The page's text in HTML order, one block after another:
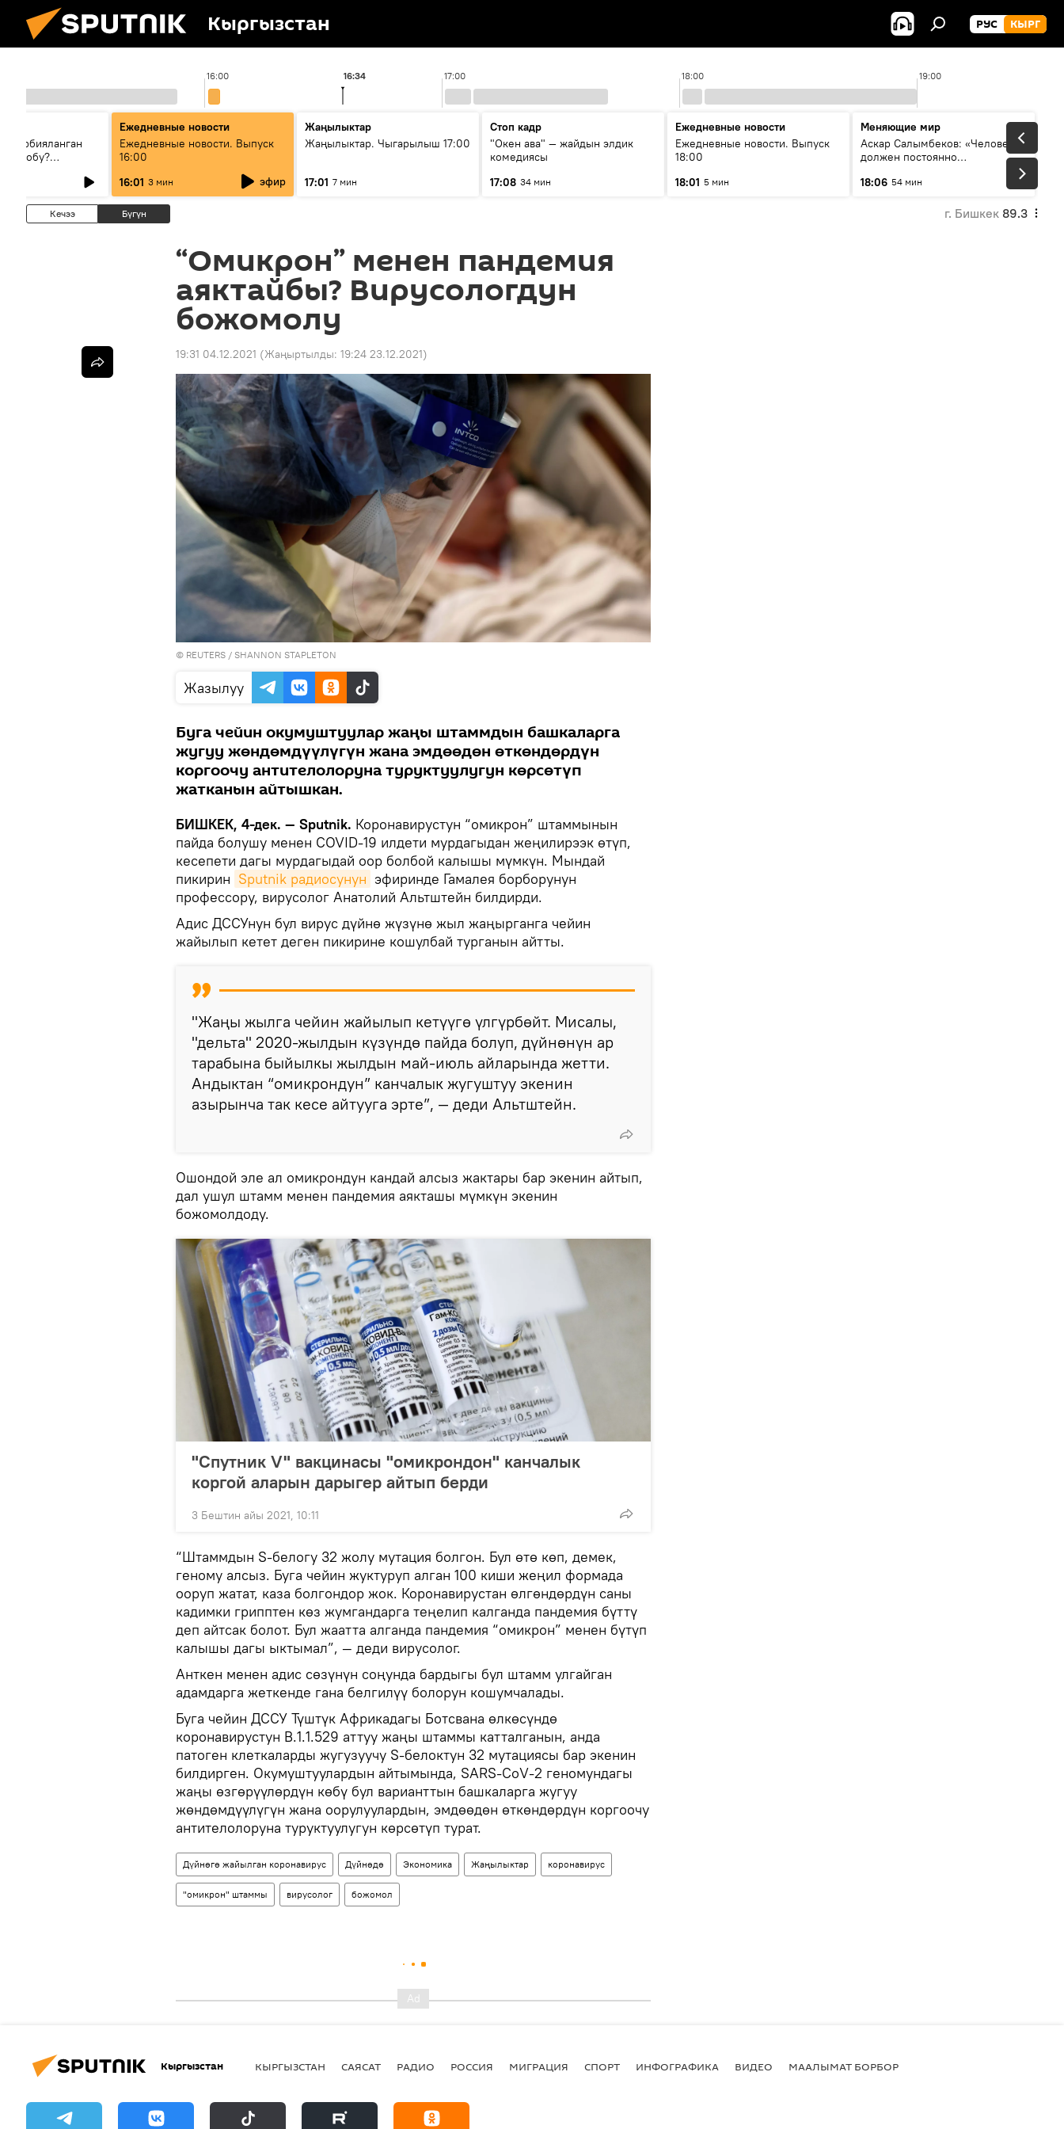
Кыргызстан РУС КЫРГ
16:00 17:00 18:00 19:00
16:34
тарбияланган
болобу?
Ежедневные новости
Ежедневные новости. Выпуск
16:00
16:01 3 мин эфир
Жаңылыктар
Жаңылыктар. Чыгарылыш 17:00
17:01 7 мин
Стоп кадр
"Окен ава" — жайдын элдик
комедиясы
17:08 34 мин
Ежедневные новости
Ежедневные новости. Выпуск
18:00
18:01 5 мин
Меняющие мир
Аскар Салымбеков: «Человек
должен постоянно
18:06 54 мин
Кечээ Бүгүн г. Бишкек 89.3
“Омикрон” менен пандемия
аяктайбы? Вирусологдун
божомолу
19:31 04.12.2021 (Жаңыртылды: 19:24 23.12.2021)
© REUTERS / SHANNON STAPLETON
Жазылуу
Буга чейин окумуштуулар жаңы штаммдын башкаларга
жугуу жөндөмдүүлүгүн жана эмдөөдөн өткөндөрдүн
коргоочу антителолоруна туруктуулугун көрсөтүп
жатканын айтышкан.
БИШКЕК, 4-дек. — Sputnik. Коронавирустун “омикрон” штаммынын
пайда болушу менен COVID-19 илдети мурдагыдан жеңилирээк өтүп,
кесепети дагы мурдагыдай оор болбой калышы мүмкүн. Мындай
пикирин Sputnik радиосунун эфиринде Гамалея борборунун
профессору, вирусолог Анатолий Альтштейн билдирди.
Адис ДССУнун бул вирус дүйнө жүзүнө жыл жаңырганга чейин
жайылып кетет деген пикирине кошулбай турганын айтты.
"Жаңы жылга чейин жайылып кетүүгө үлгүрбөйт. Мисалы,
"дельта" 2020-жылдын күзүндө пайда болуп, дүйнөнүн ар
тарабына быйылкы жылдын май-июль айларында жетти.
Андыктан “омикрондун” канчалык жугуштуу экенин
азырынча так кесе айтууга эрте”, — деди Альтштейн.
Ошондой эле ал омикрондун кандай алсыз жактары бар экенин айтып,
дал ушул штамм менен пандемия аякташы мүмкүн экенин
божомолдоду.
"Спутник V" вакцинасы "омикрондон" канчалык
коргой аларын дарыгер айтып берди
3 Бештин айы 2021, 10:11
“Штаммдын S-белогу 32 жолу мутация болгон. Бул өтө көп, демек,
геному алсыз. Буга чейин жуктуруп алган 100 киши жеңил формада
ооруп жатат, каза болгондор жок. Коронавирустан өлгөндөрдүн саны
кадимки грипптен көз жумгандарга теңелип калганда пандемия бүттү
деп айтсак болот. Бул жаатта алганда пандемия “омикрон” менен бүтүп
калышы дагы ыктымал”, — деди вирусолог.
Анткен менен адис сөзүнүн соңунда бардыгы бул штамм улгайган
адамдарга жеткенде гана белгилүү болорун кошумчалады.
Буга чейин ДССУ Түштүк Африкадагы Ботсвана өлкөсүндө
коронавирустун B.1.1.529 аттуу жаңы штаммы катталганын, анда
патоген клеткаларды жугузуучу S-белоктун 32 мутациясы бар экенин
билдирген. Окумуштуулардын айтымында, SARS-CoV-2 геномундагы
жаңы өзгөрүүлөрдүн көбү бул варианттын башкаларга жугуу
жөндөмдүүлүгүн жана оорулуулардын, эмдөөдөн өткөндөрдүн коргоочу
антителолоруна туруктуулугун көрсөтүп турат.
Дүйнөгө жайылган коронавирус Дүйнөдө Экономика Жаңылыктар коронавирус
"омикрон" штаммы вирусолог божомол
Кыргызстан КЫРГЫЗСТАН САЯСАТ РАДИО РОССИЯ МИГРАЦИЯ СПОРТ ИНФОГРАФИКА ВИДЕО МААЛЫМАТ БОРБОР